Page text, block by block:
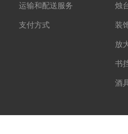
运输和配送服务
支付方式
书
酒